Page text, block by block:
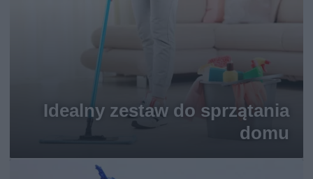
Idealny zestaw do sprzątania
domu